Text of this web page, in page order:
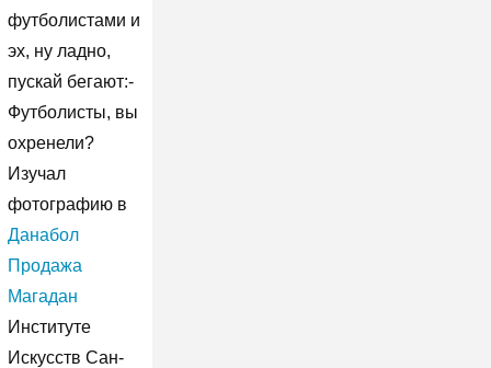
футболистами и
эх, ну ладно,
пускай бегают:-
Футболисты, вы
охренели?
Изучал
фотографию в
Данабол
Продажа
Магадан
Институте
Искусств Сан-